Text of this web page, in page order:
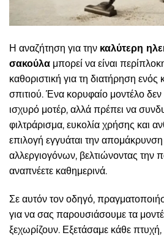
Η αναζήτηση για την καλύτερη
σακούλα μπορεί να είναι
καθοριστική για τη διατήρηση ενός
σπιτιού. Ένα κορυφαίο μοντέλο δεν
ισχυρό μοτέρ, αλλά πρέπει να
φιλτράρισμα, ευκολία χρήσης και
επιλογή εγγυάται την
αλλεργιογόνων, βελτιώνοντας την
αναπνέετε καθημερινά.
Σε αυτόν τον οδηγό,
για να σας παρουσιάσουμε τα
ξεχωρίζουν. Εξετάσαμε κάθε